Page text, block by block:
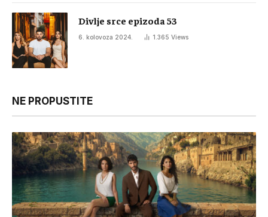
Divlje srce epizoda 53
6. kolovoza 2024. 1.365 Views
NE PROPUSTITE